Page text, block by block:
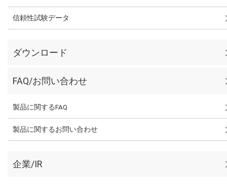
信頼性試験データ
ダウンロード
FAQ/お問い合わせ
製品に関するFAQ
製品に関するお問い合わせ
企業/IR